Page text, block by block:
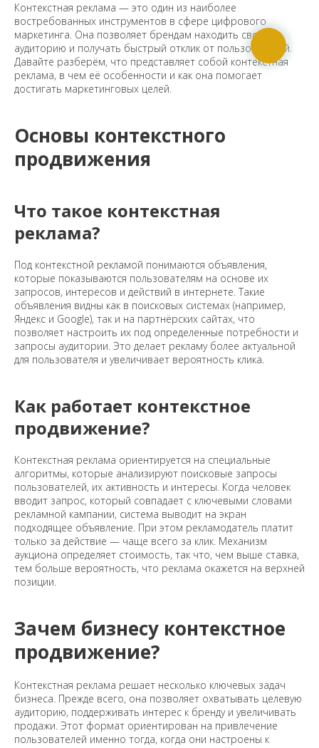
Контекстная реклама — это один из наиболее
востребованных инструментов в сфере цифрового
маркетинга. Она позволяет брендам находить свою
аудиторию и получать быстрый отклик от пользователей.
Давайте разберём, что представляет собой контекстная
реклама, в чем её особенности и как она помогает
достигать маркетинговых целей.
Основы контекстного
продвижения
Что такое контекстная
реклама?
Под контекстной рекламой понимаются объявления,
которые показываются пользователям на основе их
запросов, интересов и действий в интернете. Такие
объявления видны как в поисковых системах (например,
Яндекс и Google), так и на партнёрских сайтах, что
позволяет настроить их под определенные потребности и
запросы аудитории. Это делает рекламу более актуальной
для пользователя и увеличивает вероятность клика.
Как работает контекстное
продвижение?
Контекстная реклама ориентируется на специальные
алгоритмы, которые анализируют поисковые запросы
пользователей, их активность и интересы. Когда человек
вводит запрос, который совпадает с ключевыми словами
рекламной кампании, система выводит на экран
подходящее объявление. При этом рекламодатель платит
только за действие — чаще всего за клик. Механизм
аукциона определяет стоимость, так что, чем выше ставка,
тем больше вероятность, что реклама окажется на верхней
позиции.
Зачем бизнесу контекстное
продвижение?
Контекстная реклама решает несколько ключевых задач
бизнеса. Прежде всего, она позволяет охватывать целевую
аудиторию, поддерживать интерес к бренду и увеличивать
продажи. Этот формат ориентирован на привлечение
пользователей именно тогда, когда они настроены к